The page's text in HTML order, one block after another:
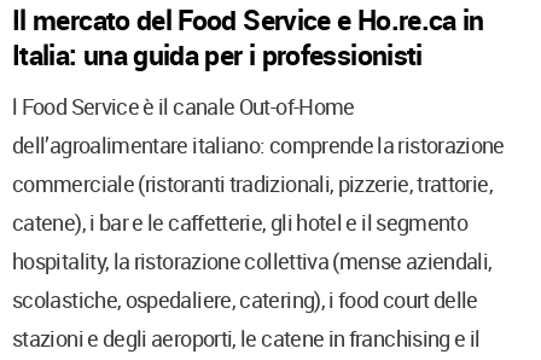
Il mercato del Food Service e Ho.re.ca in
Italia: una guida per i professionisti
l Food Service è il canale Out-of-Home
dell’agroalimentare italiano: comprende la ristorazione
commerciale (ristoranti tradizionali, pizzerie, trattorie,
catene), i bar e le caffetterie, gli hotel e il segmento
hospitality, la ristorazione collettiva (mense aziendali,
scolastiche, ospedaliere, catering), i food court delle
stazioni e degli aeroporti, le catene in franchising e il